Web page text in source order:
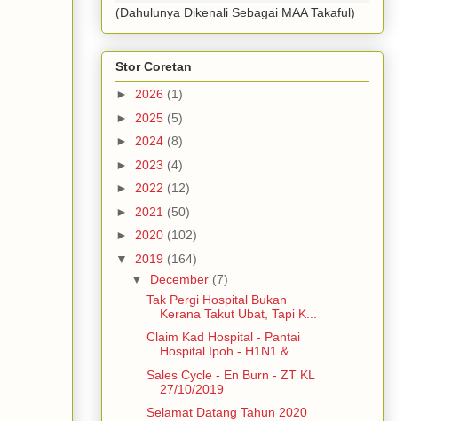
(Dahulunya Dikenali Sebagai MAA Takaful)
Stor Coretan
► 2026 (1)
► 2025 (5)
► 2024 (8)
► 2023 (4)
► 2022 (12)
► 2021 (50)
► 2020 (102)
▼ 2019 (164)
▼ December (7)
Tak Pergi Hospital Bukan
Kerana Takut Ubat, Tapi K...
Claim Kad Hospital - Pantai
Hospital Ipoh - H1N1 &...
Sales Cycle - En Burn - ZT KL
27/10/2019
Selamat Datang Tahun 2020